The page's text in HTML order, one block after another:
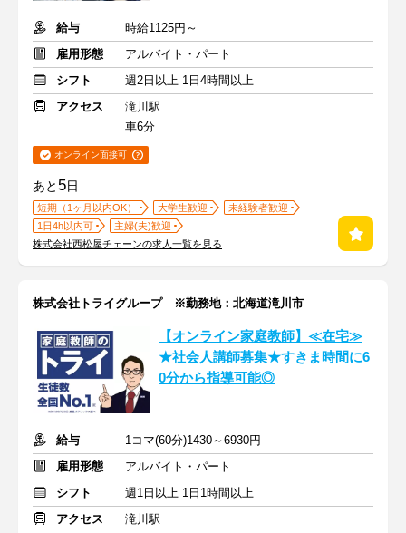
給与
時給1125円～
雇用形態
アルバイト・パート
シフト
週2日以上 1日4時間以上
アクセス
滝川駅
車6分
オンライン面接可
あと 5日
短期（1ヶ月以内OK） 大学生歓迎
未経験者歓迎
1日4h以内可
主婦(夫)歓迎
株式会社西松屋チェーンの求人一覧を見る
株式会社トライグループ ※勤務地：北海道滝川市
【オンライン家庭教師】≪在宅≫
★社会人講師募集★すきま時間に6
0分から指導可能◎
給与
1コマ(60分)1430～6930円
雇用形態
アルバイト・パート
シフト
週1日以上 1日1時間以上
アクセス
滝川駅